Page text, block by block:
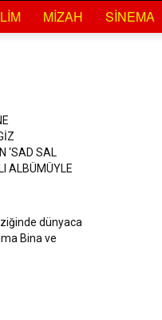
MIZAH SINEMA
‘SAD SAL
ALBÜMÜYLE
dünyaca
Bina ve